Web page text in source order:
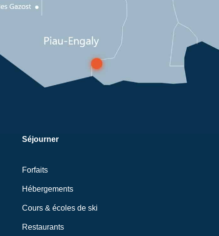
Séjourner
Forfaits
Hébergements
Cours & écoles de ski
Restaurants